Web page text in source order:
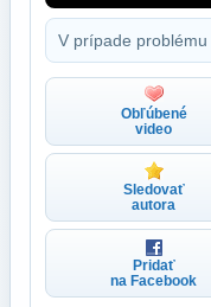
V prípade
Obľúbené
video
Sledovať
autora
Pridať
na Facebook